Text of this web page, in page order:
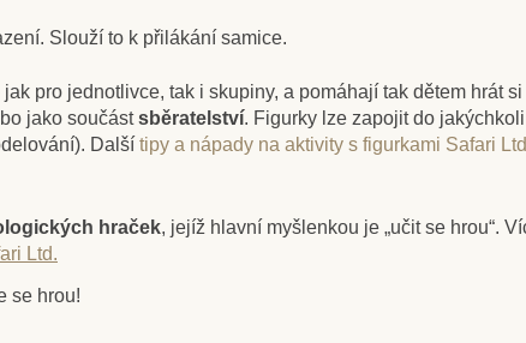
Slouží to k přilákání samice.
pro jednotlivce, tak i skupiny, a pomáhají tak dětem hrát
jako součástsběratelství. Figurky lze zapojit do jakýchkoli
Další tipy a nápady na aktivity s figurkami Safari
hraček, jejíž hlavní myšlenkou je „učit se hrou“.
Ltd.
se hrou!